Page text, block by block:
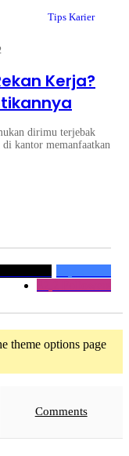
Tips Karier
Kerja?
dirimu terjebak
kantor memanfaatkan
theme options page
Comments